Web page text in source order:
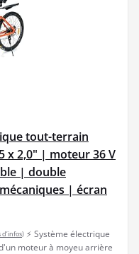
tout-terrain
x 2,0" | moteur 36 V
| double
| écran
d’infos) ⚡ Système électrique
moteur à moyeu arrière